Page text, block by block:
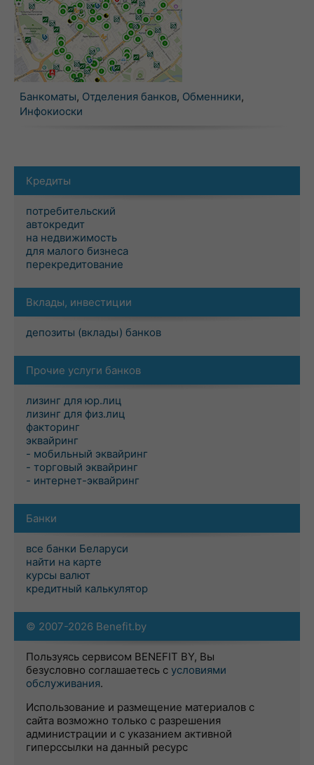
Банкоматы, Отделения банков, Обменники,
Инфокиоски
Кредиты
потребительский
автокредит
на недвижимость
для малого бизнеса
перекредитование
Вклады, инвестиции
депозиты (вклады) банков
Прочие услуги банков
лизинг для юр.лиц
лизинг для физ.лиц
факторинг
эквайринг
- мобильный эквайринг
- торговый эквайринг
- интернет-эквайринг
Банки
все банки Беларуси
найти на карте
курсы валют
кредитный калькулятор
© 2007-2026 Benefit.by
Пользуясь сервисом BENEFIT BY, Вы
безусловно соглашаетесь с условиями
обслуживания.
Использование и размещение материалов с
сайта возможно только с разрешения
администрации и с указанием активной
гиперссылки на данный ресурс